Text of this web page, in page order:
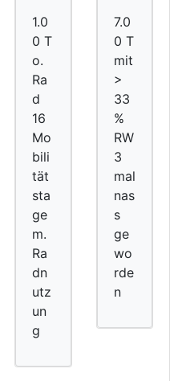
1.0
0 T
o.
Ra
d
16
Mo
bili
tät
sta
ge
m.
Ra
dn
utz
un
g
7.0
0 T
mit
>
33
%
RW
3
mal
nas
s
ge
wo
rde
n